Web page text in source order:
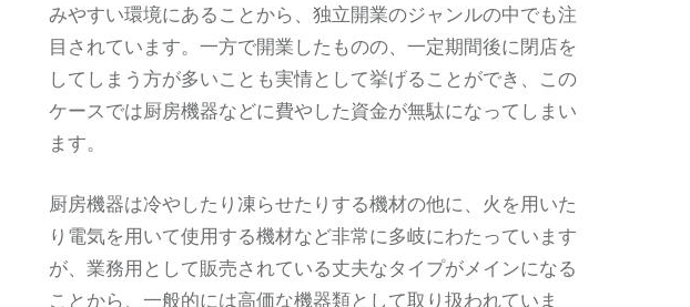
みやすい環境にあることから、独立開業のジャンルの中でも注
目されています。一方で開業したものの、一定期間後に閉店を
してしまう方が多いことも実情として挙げることができ、この
ケースでは厨房機器などに費やした資金が無駄になってしまい
ます。
厨房機器は冷やしたり凍らせたりする機材の他に、火を用いた
り電気を用いて使用する機材など非常に多岐にわたっています
が、業務用として販売されている丈夫なタイプがメインになる
ことから、一般的には高価な機器類として取り扱われていま